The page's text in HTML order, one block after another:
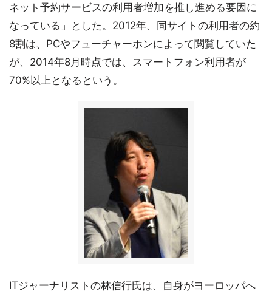
ネット予約サービスの利用者増加を推し進める要因に
なっている」とした。2012年、同サイトの利用者の約
8割は、PCやフューチャーホンによって閲覧していた
が、2014年8月時点では、スマートフォン利用者が
70%以上となるという。
ITジャーナリストの林信行氏は、自身がヨーロッパへ